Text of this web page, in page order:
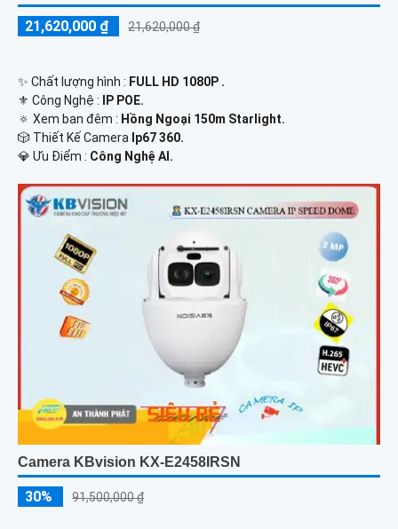
21,620,000 ₫ 21,620,000 ₫
✨ Chất lượng hình : FULL HD 1080P .
⚜️ Công Nghệ :
IP POE.
🔅 Xem ban đêm : Hồng Ngoại 150m Starlight.
🎲 Thiết Kế Camera Ip67 360.
️💎 Ưu Điểm : Công Nghệ AI.
Camera KBvision KX-E2458IRSN
30% 91,500,000 ₫